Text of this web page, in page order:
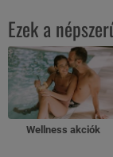
Ezek a
Wellness akciók